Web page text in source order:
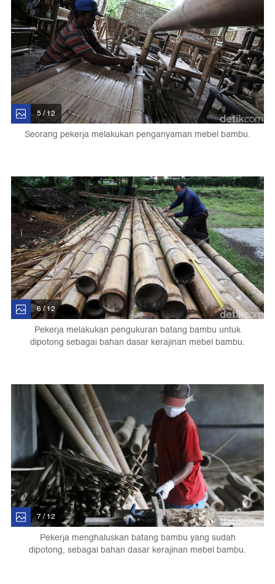
5 / 12
Seorang pekerja melakukan penganyaman mebel bambu.
6 / 12
Pekerja melakukan pengukuran batang bambu untuk
dipotong sebagai bahan dasar kerajinan mebel bambu.
7 / 12
Pekerja menghaluskan batang bambu yang sudah
dipotong, sebagai bahan dasar kerajinan mebel bambu.